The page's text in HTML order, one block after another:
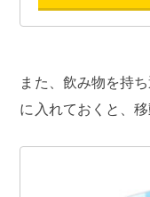
また、飲み物を持
に入れておくと、